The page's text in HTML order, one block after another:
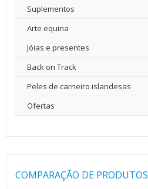
Suplementos
Arte equina
Jóias e presentes
Back on Track
Peles de carneiro islandesas
Ofertas
COMPARAÇÃO DE PRODUTOS